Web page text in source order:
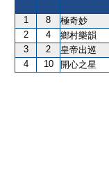
1 8 極奇妙
2
4 鄉村樂韻
3
2 皇帝出巡
4
10 開心之星